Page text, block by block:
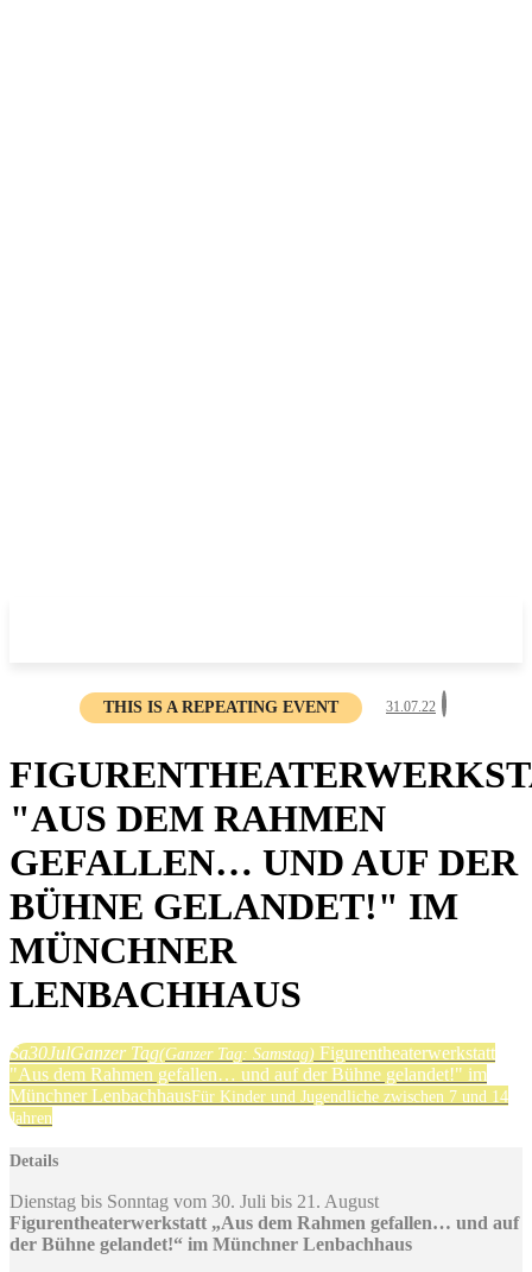
THIS IS A REPEATING EVENT 31.07.22
"AUS DEM RAHMEN
GEFALLEN… UND AUF DER
BÜHNE GELANDET!" IM
MÜNCHNER
LENBACHHAUS
Sa30JulGanzer Tag(Ganzer Tag: Samstag) Figurentheaterwerkstatt
"Aus dem Rahmen gefallen… und auf der Bühne gelandet!" im
Münchner LenbachhausFür Kinder und Jugendliche zwischen 7 und 14
Jahren
Details
Dienstag bis Sonntag vom 30. Juli bis 21. August
Figurentheaterwerkstatt „Aus dem Rahmen gefallen… und auf
der Bühne gelandet!“ im Münchner Lenbachhaus